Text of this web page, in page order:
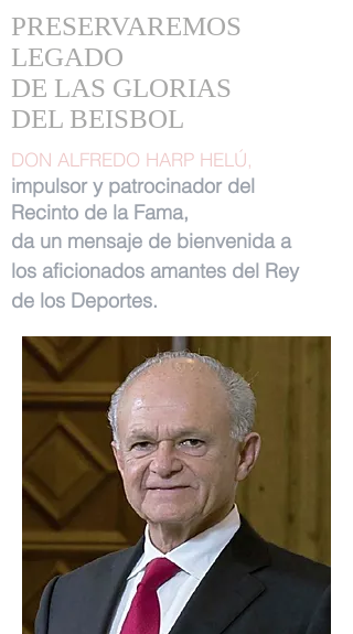
PRESERVAREMOS
LEGADO
DE LAS GLORIAS
DEL BEISBOL
DON ALFREDO HARP HELÚ,
impulsor y patrocinador del
Recinto de la Fama,
da un mensaje de bienvenida a
los aficionados amantes del Rey
de los Deportes.